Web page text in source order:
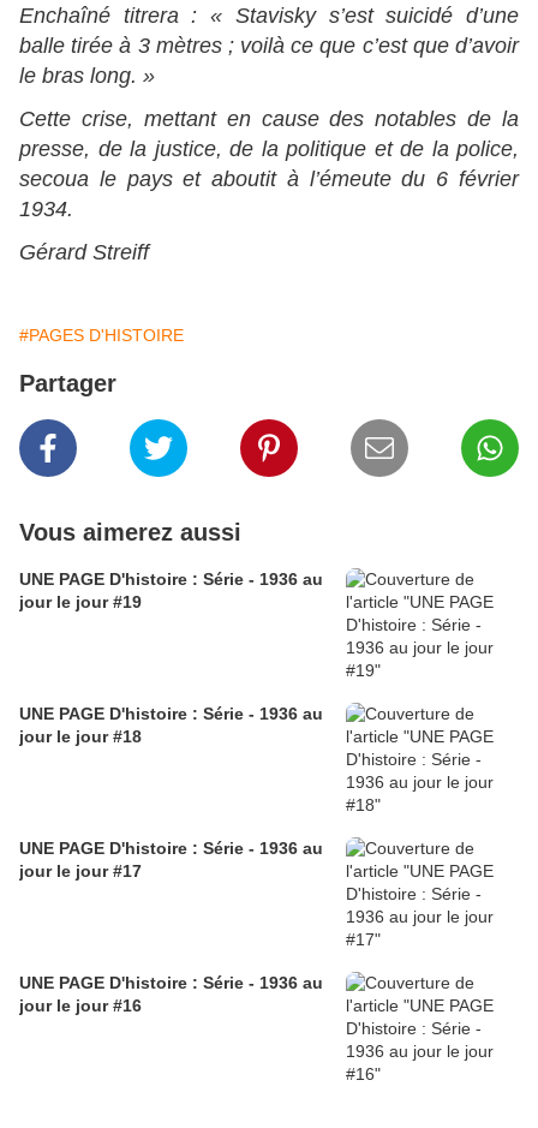
Enchaîné titrera : « Stavisky s’est suicidé d’une
balle tirée à 3 mètres ; voilà ce que c’est que d’avoir
le bras long. »
Cette crise, mettant en cause des notables de la
presse, de la justice, de la politique et de la police,
secoua le pays et aboutit à l’émeute du 6 février
1934.
Gérard Streiff
#PAGES D'HISTOIRE
Partager
Vous aimerez aussi
UNE PAGE D'histoire : Série - 1936 au
jour le jour #19
UNE PAGE D'histoire : Série - 1936 au
jour le jour #18
UNE PAGE D'histoire : Série - 1936 au
jour le jour #17
UNE PAGE D'histoire : Série - 1936 au
jour le jour #16